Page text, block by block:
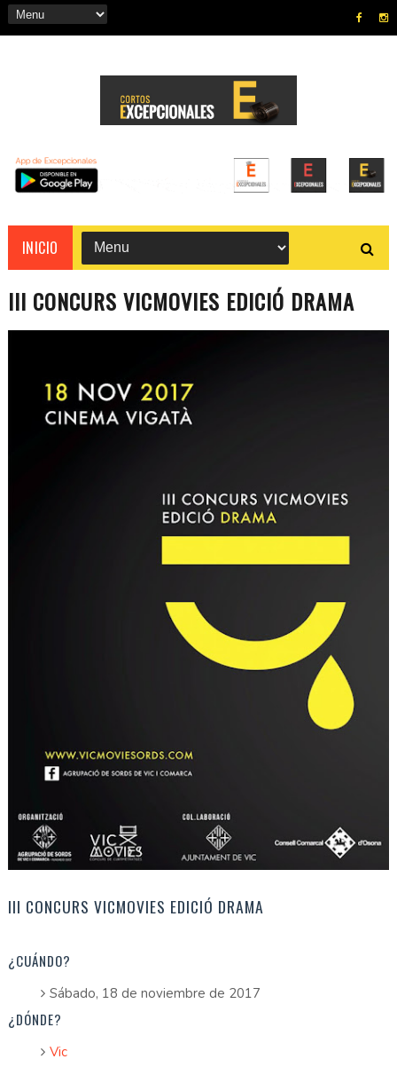
INICIO
III CONCURS VICMOVIES EDICIÓ DRAMA
III CONCURS VICMOVIES EDICIÓ DRAMA
¿CUÁNDO?
Sábado, 18 de noviembre de 2017
¿DÓNDE?
Vic